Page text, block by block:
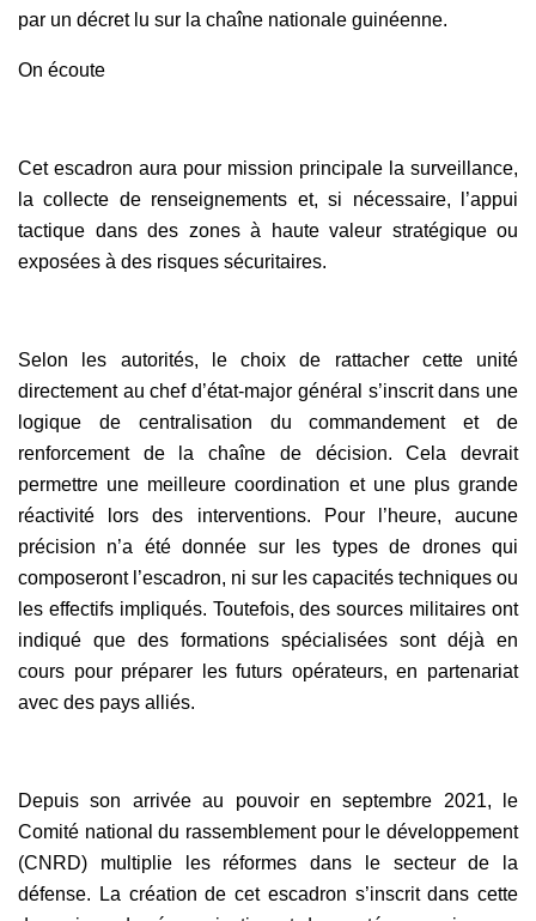
par un décret lu sur la chaîne nationale guinéenne.
On écoute
Cet escadron aura pour mission principale la surveillance,
la collecte de renseignements et, si nécessaire, l’appui
tactique dans des zones à haute valeur stratégique ou
exposées à des risques sécuritaires.
Selon les autorités, le choix de rattacher cette unité
directement au chef d’état-major général s’inscrit dans une
logique de centralisation du commandement et de
renforcement de la chaîne de décision. Cela devrait
permettre une meilleure coordination et une plus grande
réactivité lors des interventions. Pour l’heure, aucune
précision n’a été donnée sur les types de drones qui
composeront l’escadron, ni sur les capacités techniques ou
les effectifs impliqués. Toutefois, des sources militaires ont
indiqué que des formations spécialisées sont déjà en
cours pour préparer les futurs opérateurs, en partenariat
avec des pays alliés.
Depuis son arrivée au pouvoir en septembre 2021, le
Comité national du rassemblement pour le développement
(CNRD) multiplie les réformes dans le secteur de la
défense. La création de cet escadron s’inscrit dans cette